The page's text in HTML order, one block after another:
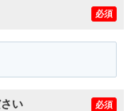
必須
い 必須